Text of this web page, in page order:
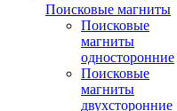
Поисковые магниты
Поисковые
магниты
односторонние
Поисковые
магниты
двухсторонние